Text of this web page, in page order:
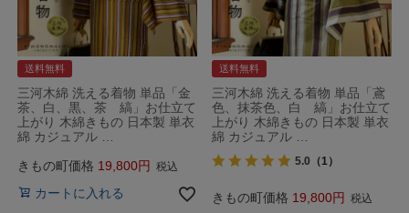
送料無料
三河木綿 洗える着物 単品「金
茶、白、黒、茶 縞」お仕立て
上がり 木綿きもの 日本製 単衣
綿 カジュアル …
きもの町価格 19,800 税込
カートに入れる
送料無料
三河木綿 洗える着物 単品「鳶
色、抹茶色、白 縞」お仕立て
上がり 木綿きもの 日本製 単衣
綿 カジュアル …
5.0 （1）
きもの町価格 19,800 税込